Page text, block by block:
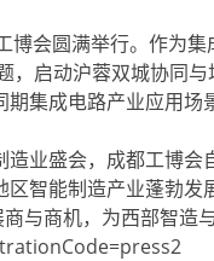
会圆满举行。作为集
启动沪蓉双城协同
集成电路产业应用
盛会，成都工博会
智能制造产业蓬勃
与商机，为西部智造